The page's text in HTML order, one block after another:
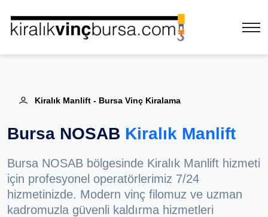
Kiralık Manlift - Bursa Vinç Kiralama
Bursa NOSAB Kiralık Manlift
Bursa NOSAB bölgesinde Kiralık Manlift hizmeti
için profesyonel operatörlerimiz 7/24
hizmetinizde. Modern vinç filomuz ve uzman
kadromuzla güvenli kaldırma hizmetleri